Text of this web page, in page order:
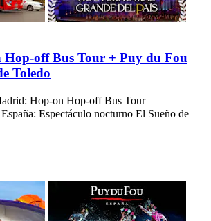
off Bus Tour + Puy du Fou
Toledo
Hop-on Hop-off Bus Tour
Espectáculo nocturno El Sueño de